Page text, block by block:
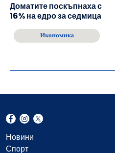
Доматите поскъпнаха с
16% на едро за седмица
Икономика
Новини
Спорт